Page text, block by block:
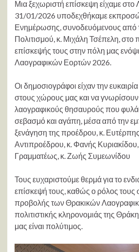
Μια ξεχωριστή επίσκεψη είχαμε στο
31/01/2026 υποδεχθήκαμε
Ενημέρωσης, συνοδευόμενους από
Πολιτισμού, κ. Μιχάλη Τσέπελη, στο
επίσκεψής τους στην πόλη μας
Λαογραφικών Εορτών 2026.
Οι δημοσιογράφοι είχαν την
στους χώρους μας και να
λαογραφικούς θησαυρούς που
σεβασμό και αγάπη, μέσα από την
ξενάγηση της προέδρου, κ. Ευτέρπης
Αντιπροέδρου, κ. Φανής Κυριακίδου,
Γραμματέως, κ. Ζωής Συμεωνίδου
Τους ευχαριστούμε θερμά για το
επίσκεψή τους, καθώς ο ρόλος τους
προβολής των Θρακικών
πολιτιστικής κληρονομιάς της
μας είναι πολύτιμος.